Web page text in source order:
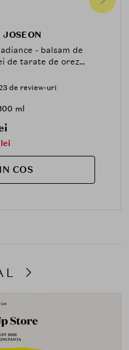
- balsam de
de tarate de orez...
de review-uri
ml
COS